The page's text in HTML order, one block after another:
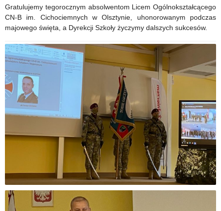
Gratulujemy tegorocznym absolwentom Licem Ogólnokształcącego
CN-B im. Cichociemnych w Olsztynie, uhonorowanym podczas
majowego święta, a Dyrekcji Szkoły życzymy dalszych sukcesów.